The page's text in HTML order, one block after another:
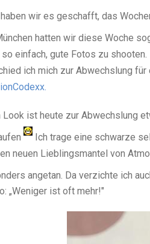
wir es geschafft, das
hatten wir diese Woche
einfach, gute Fotos zu
ich mich zur Abwechslung
Look ist heute zur Abwechslung
Ich trage eine schwarze
neuen Lieblingsmantel von
angetan. Da verzichte ich
„Weniger ist oft mehr!"